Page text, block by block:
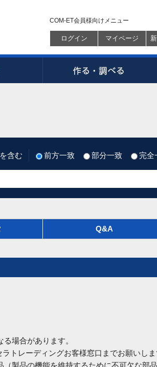
COM-ET会員様向けメニュー
ログイン マイページ
含む 前方一致 部分一致 完全
Q&A
場合があります。
トレーディングお客様窓口までお願いしま
製品の機能を維持するために不可欠な部品